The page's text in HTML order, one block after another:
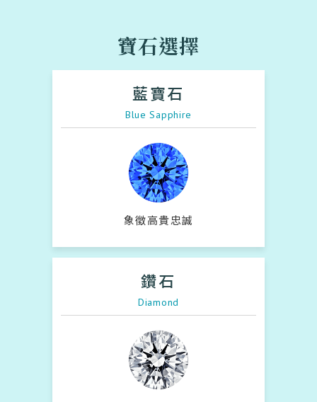
寶石選擇
藍寶石
Blue Sapphire
象徵高貴忠誠
鑽石
Diamond